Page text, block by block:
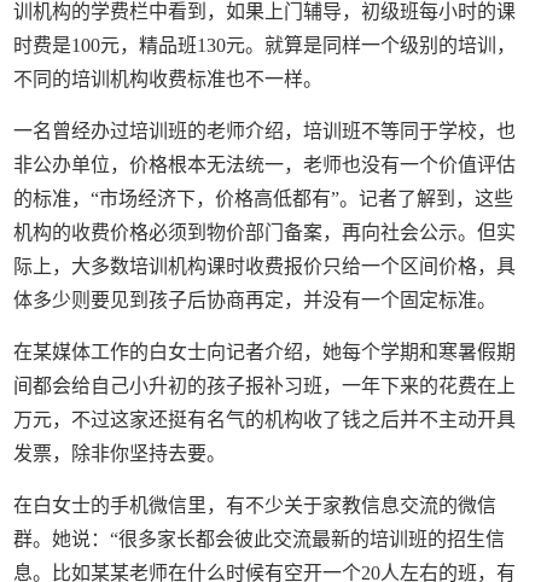
训机构的学费栏中看到，如果上门辅导，初级班每小时的课
时费是100元，精品班130元。就算是同样一个级别的培训，
不同的培训机构收费标准也不一样。
一名曾经办过培训班的老师介绍，培训班不等同于学校，也
非公办单位，价格根本无法统一，老师也没有一个价值评估
的标准，“市场经济下，价格高低都有”。记者了解到，这些
机构的收费价格必须到物价部门备案，再向社会公示。但实
际上，大多数培训机构课时收费报价只给一个区间价格，具
体多少则要见到孩子后协商再定，并没有一个固定标准。
在某媒体工作的白女士向记者介绍，她每个学期和寒暑假期
间都会给自己小升初的孩子报补习班，一年下来的花费在上
万元，不过这家还挺有名气的机构收了钱之后并不主动开具
发票，除非你坚持去要。
在白女士的手机微信里，有不少关于家教信息交流的微信
群。她说：“很多家长都会彼此交流最新的培训班的招生信
息。比如某某老师在什么时候有空开一个20人左右的班，有